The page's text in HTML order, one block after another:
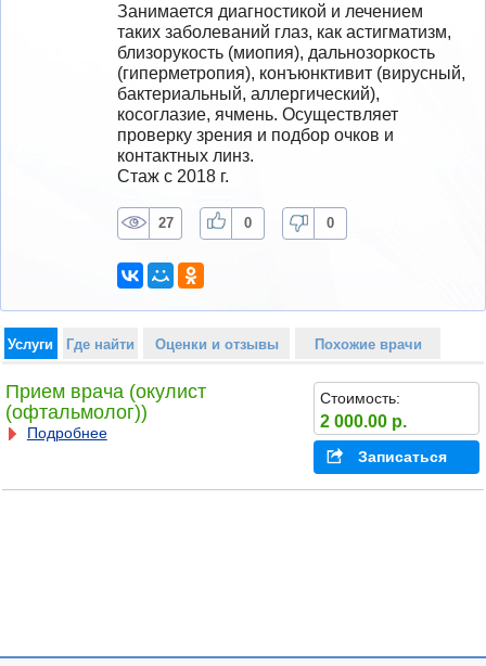
Занимается диагностикой и лечением
таких заболеваний глаз, как астигматизм,
близорукость (миопия), дальнозоркость
(гиперметропия), конъюнктивит (вирусный,
бактериальный, аллергический),
косоглазие, ячмень. Осуществляет
проверку зрения и подбор очков и
контактных линз.
Стаж с 2018 г.
27 0 0
Услуги Где найти Оценки и отзывы Похожие врачи
Прием врача (окулист
(офтальмолог))
Подробнее
Стоимость:
2 000.00 р.
Записаться